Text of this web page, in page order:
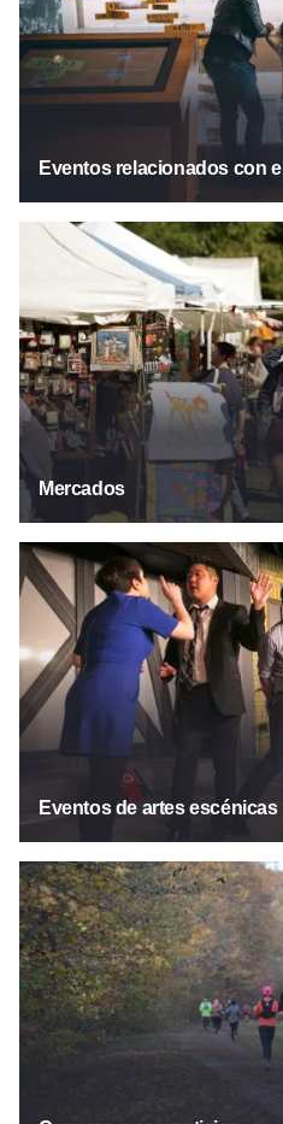
Eventos relacionados con
Mercados
Mercados
Eventos de artes escénicas
Artes escénicas
Carreras y competiciones